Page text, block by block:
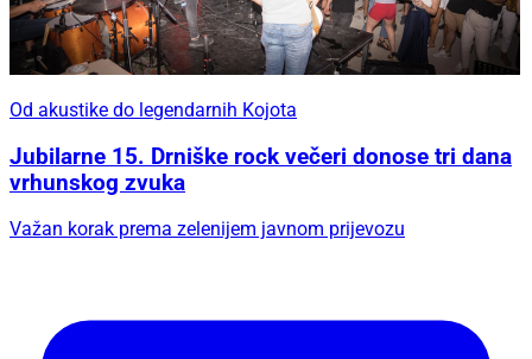
Od akustike do legendarnih Kojota
Jubilarne 15. Drniške rock večeri donose tri dana
vrhunskog zvuka
Važan korak prema zelenijem javnom prijevozu